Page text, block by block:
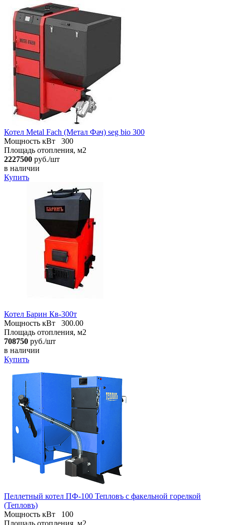
Котел Metal Fach (Метал Фач) seg bio 300
Мощность кВт
300
Площадь отопления, м2
2227500 руб./шт
в наличии
Купить
Котел Барин Кв-300т
Мощность кВт
300.00
Площадь отопления, м2
708750 руб./шт
в наличии
Купить
Пеллетный котел ПФ-100 Тепловъ с факельной горелкой
(Тепловъ)
Мощность кВт
100
Площадь отопления, м2